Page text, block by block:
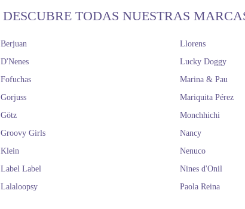
DESCUBRE TODAS NUESTRAS
Berjuan
D'Nenes
Fofuchas
Gorjuss
Götz
Groovy Girls
Klein
Label Label
Lalaloopsy
Llorens
Lucky Doggy
Marina & Pau
Mariquita Pérez
Monchhichi
Nancy
Nenuco
Nines d'Onil
Paola Reina